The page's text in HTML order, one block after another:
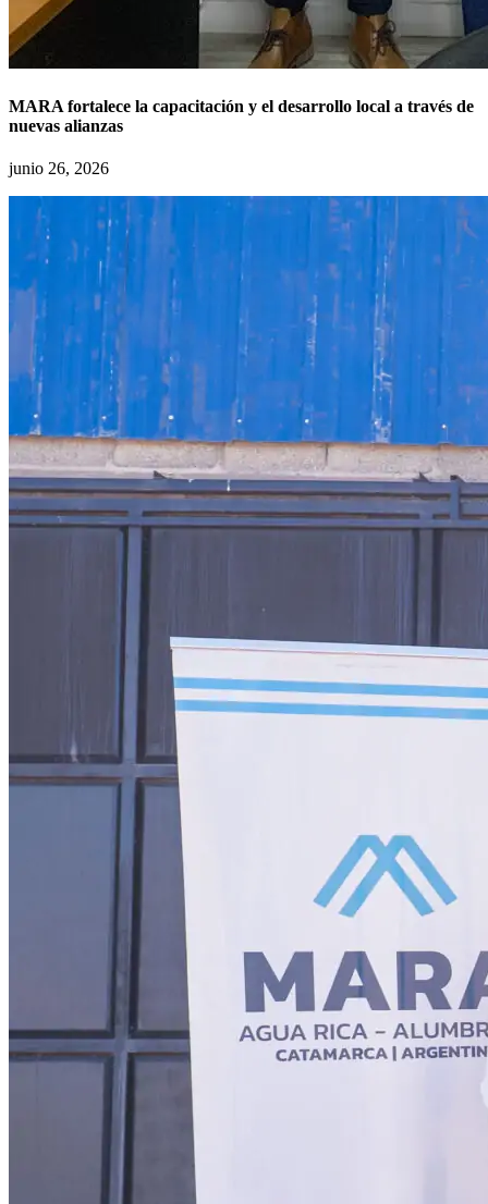
MARA fortalece la capacitación y el desarrollo local a través de
nuevas alianzas
junio 26, 2026